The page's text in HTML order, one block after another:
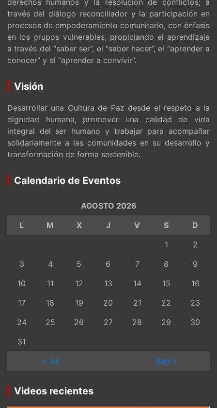
través del diálogo reconciliador y la participación en
procesos de empoderamiento comunitario, con énfasis
en los grupos vulnerables, propiciando el aprendizaje
a través del “saber ser”, el “saber hacer”, el “aprender a
conocer” y el “aprender a convivir”.
Visión
Desarrollar una Cultura de Paz desde el respeto a la
dignidad humana, promover una calidad de vida
integral del ser humano y trabajar para acompañar
solidariamente a las comunidades en su desarrollo y
transformación de forma sostenible.
Calendario de Eventos
AGOSTO 2026
L
M X J V S
D
1
2
3
4 5 6 7 8
9
10
11 12 13 14 15
16
17
18 19 20 21 22
23
24
25 26 27 28 29
30
31
« Jul
Sep »
Videos recientes